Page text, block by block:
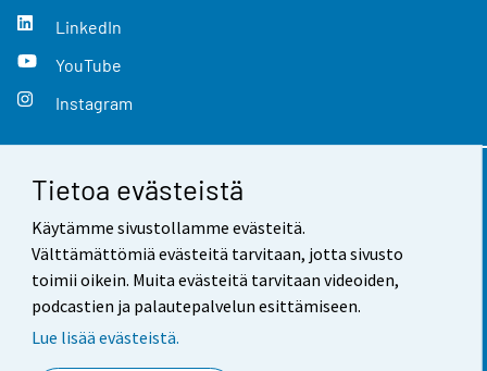
Tietoa evästeistä
Käytämme sivustollamme evästeitä.
Välttämättömiä evästeitä tarvitaan, jotta sivusto
toimii oikein. Muita evästeitä tarvitaan videoiden,
podcastien ja palautepalvelun esittämiseen.
Lue lisää evästeistä.
LinkedIn
YouTube
Instagram
Yhteystiedot
Palaute
Käyttöehdot